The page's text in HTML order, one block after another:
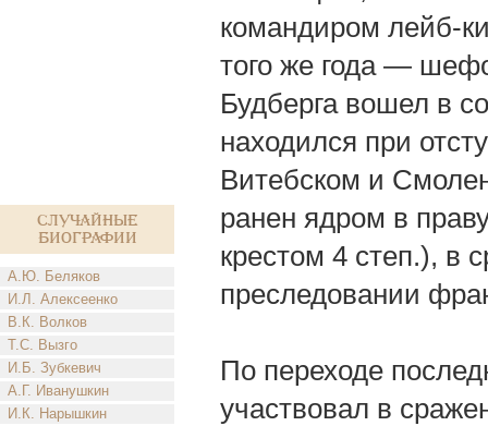
Случайные
биографии
А.Ю. Беляков
И.Л. Алексеенко
В.К. Волков
Т.С. Вызго
И.Б. Зубкевич
А.Г. Иванушкин
И.К. Нарышкин
командиром лейб-
того же года —
Будберга вошел в
находился при
Витебском и
ранен ядром в
крестом 4 степ.), в
преследовании
По переходе
участвовал в